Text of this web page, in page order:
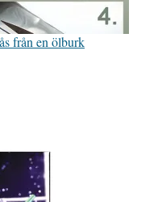
från en ölburk